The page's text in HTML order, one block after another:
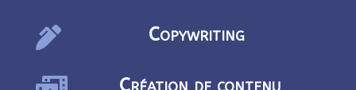
 Copywriting
Création de contenu